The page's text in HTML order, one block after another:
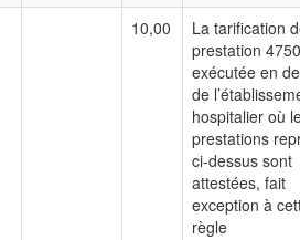
10,00
La tarification
prestation
exécutée en
de
hospitalier où
prestations
ci-dessus sont
attestées, fait
exception à
règle